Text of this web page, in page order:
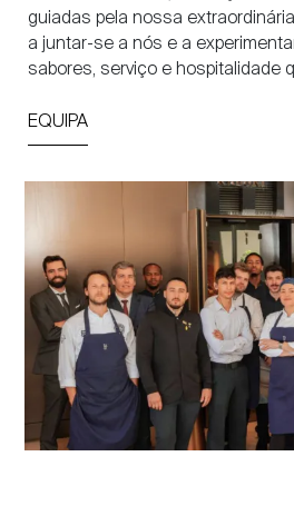
guiadas pela nossa
a juntar-se a nós e a
sabores, serviço e hospitalidade
EQUIPA